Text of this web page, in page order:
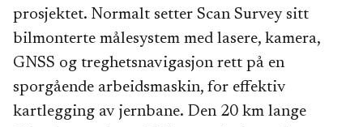
prosjektet. Normalt setter Scan Survey sitt
bilmonterte målesystem med lasere, kamera,
GNSS og treghetsnavigasjon rett på en
sporgående arbeidsmaskin, for effektiv
kartlegging av jernbane. Den 20 km lange